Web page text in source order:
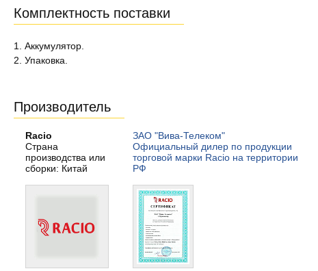
Комплектность поставки
1. Аккумулятор.
2. Упаковка.
Производитель
Racio
Страна
производства или
сборки: Китай
ЗАО "Вива-Телеком"
Официальный дилер по продукции
торговой марки Racio на территории
РФ